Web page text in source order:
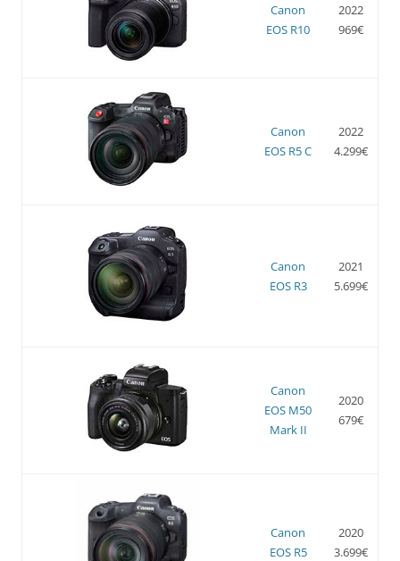
Canon
EOS R10
2022
969€
Canon
EOS R5 C
2022
4.299€
Canon
EOS R3
2021
5.699€
Canon
EOS M50
Mark II
2020
679€
Canon
EOS R5
2020
3.699€